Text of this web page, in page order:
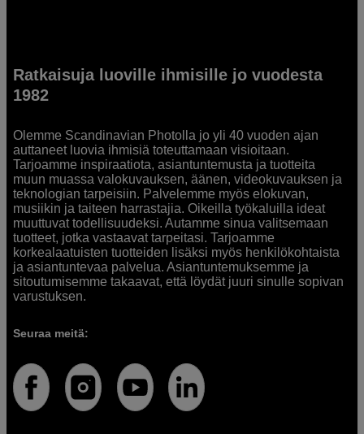
Ratkaisuja luoville ihmisille jo vuodesta
1982
Olemme Scandinavian Photolla jo yli 40 vuoden ajan
auttaneet luovia ihmisiä toteuttamaan visioitaan.
Tarjoamme inspiraatiota, asiantuntemusta ja tuotteita
muun muassa valokuvauksen, äänen, videokuvauksen ja
teknologian tarpeisiin. Palvelemme myös elokuvan,
musiikin ja taiteen harrastajia. Oikeilla työkaluilla ideat
muuttuvat todellisuudeksi. Autamme sinua valitsemaan
tuotteet, jotka vastaavat tarpeitasi. Tarjoamme
korkealaatuisten tuotteiden lisäksi myös henkilökohtaista
ja asiantuntevaa palvelua. Asiantuntemuksemme ja
sitoutumisemme takaavat, että löydät juuri sinulle sopivan
varustuksen.
Seuraa meitä: